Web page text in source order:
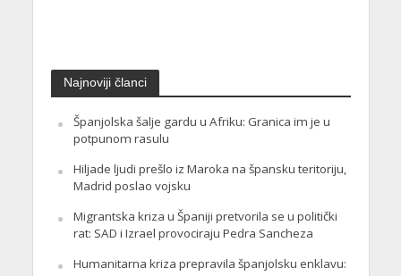
Najnoviji članci
Španjolska šalje gardu u Afriku: Granica im je u
potpunom rasulu
Hiljade ljudi prešlo iz Maroka na špansku teritoriju,
Madrid poslao vojsku
Migrantska kriza u Španiji pretvorila se u politički
rat: SAD i Izrael provociraju Pedra Sancheza
Humanitarna kriza prepravila španjolsku enklavu: